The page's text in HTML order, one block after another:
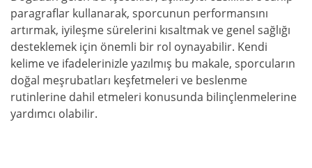
paragraflar kullanarak, sporcunun performansını
artırmak, iyileşme sürelerini kısaltmak ve genel sağlığı
desteklemek için önemli bir rol oynayabilir. Kendi
kelime ve ifadelerinizle yazılmış bu makale, sporcuların
doğal meşrubatları keşfetmeleri ve beslenme
rutinlerine dahil etmeleri konusunda bilinçlenmelerine
yardımcı olabilir.